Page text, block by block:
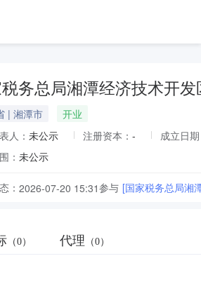
税务总局湘潭经济技术开发
| 湘潭市
开业
人： 未公示 注册资本： -
成立日
： 未公示
： 2026-07-20 15:31参与 [国家税务总局湘
（0） 代理 （0）